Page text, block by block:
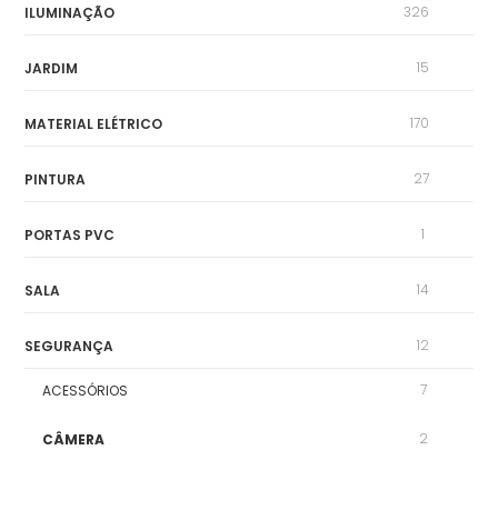
ILUMINAÇÃO 326
JARDIM 15
MATERIAL ELÉTRICO 170
PINTURA 27
PORTAS PVC 1
SALA 14
SEGURANÇA 12
ACESSÓRIOS 7
CÂMERA 2